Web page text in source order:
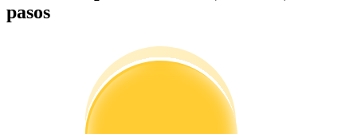
Guía de inicio de futuros
pasos